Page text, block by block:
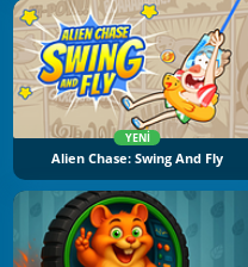
YENI
Alien Chase: Swing And Fly